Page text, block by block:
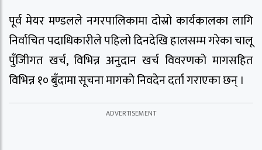
पूर्व मेयर मण्डलले नगरपालिकामा दोस्रो कार्यकालका लागि
निर्वाचित पदाधिकारीले पहिलो दिनदेखि हालसम्म गरेका चालू
पुँजिीगत खर्च, विभिन्न अनुदान खर्च विवरणको मागसहित
विभिन्न १० बुँदामा सूचना मागको निवदेन दर्ता गराएका छन् ।